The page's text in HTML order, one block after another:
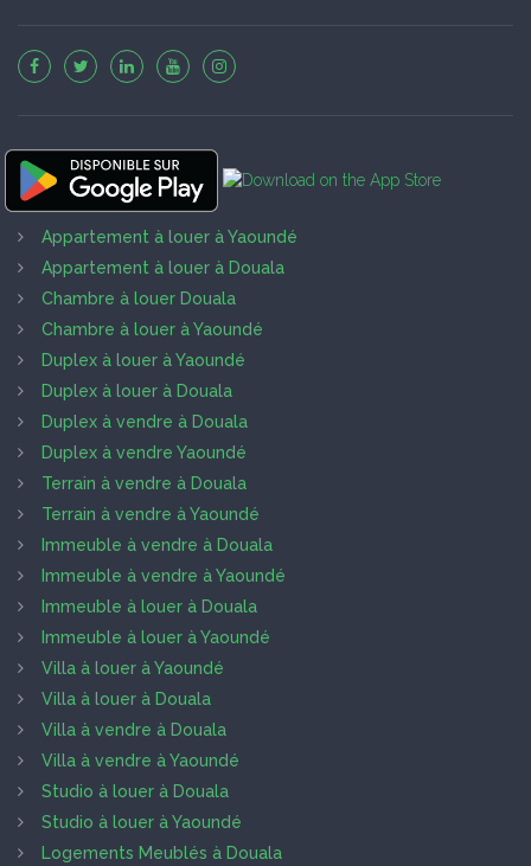
Appartement à louer à Yaoundé
Appartement à louer à Douala
Chambre à louer Douala
Chambre à louer à Yaoundé
Duplex à louer à Yaoundé
Duplex à louer à Douala
Duplex à vendre à Douala
Duplex à vendre Yaoundé
Terrain à vendre à Douala
Terrain à vendre à Yaoundé
Immeuble à vendre à Douala
Immeuble à vendre à Yaoundé
Immeuble à louer à Douala
Immeuble à louer à Yaoundé
Villa à louer à Yaoundé
Villa à louer à Douala
Villa à vendre à Douala
Villa à vendre à Yaoundé
Studio à louer à Douala
Studio à louer à Yaoundé
Logements Meublés à Douala